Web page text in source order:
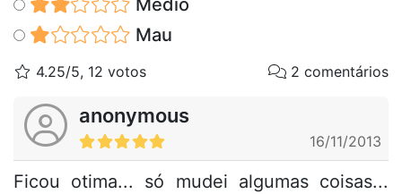
Médio
Mau
4.25/5, 12 votos 2 comentários
anonymous
16/11/2013
Ficou otima... só mudei algumas coisas...